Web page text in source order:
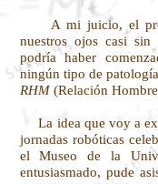
A mi juicio, el
nuestros ojos casi sin
podría haber
ningún tipo de
RHM(Relación
La idea que voy a
jornadas robóticas
el Museo de la
entusiasmado, pude